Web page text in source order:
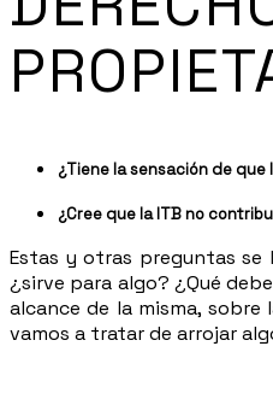
¿Tiene la sensación de
¿Cree que la ITB no
Estas y otras preguntas se
¿sirve para algo? ¿Qué
alcance de la misma,
vamos a tratar de arrojar